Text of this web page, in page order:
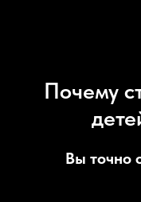
Почему
Вы точно